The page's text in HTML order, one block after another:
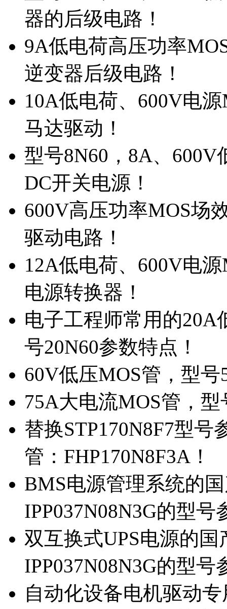
器的后级电路！
9A低电荷高压功率
逆变器后级电路！
10A低电荷、600V电
马达驱动！
型号8N60，8A、
DC开关电源！
600V高压功率MOS场
驱动电路！
12A低电荷、600V电
电源转换器！
电子工程师常用的20A
号20N60参数特点！
60V低压MOS管，型
75A大电流MOS管，
替换STP170N8F7型
管：FHP170N8F3A！
BMS电源管理系统的
IPP037N08N3G的型号
双互换式UPS电源的
IPP037N08N3G的型号
自动化设备电机驱动